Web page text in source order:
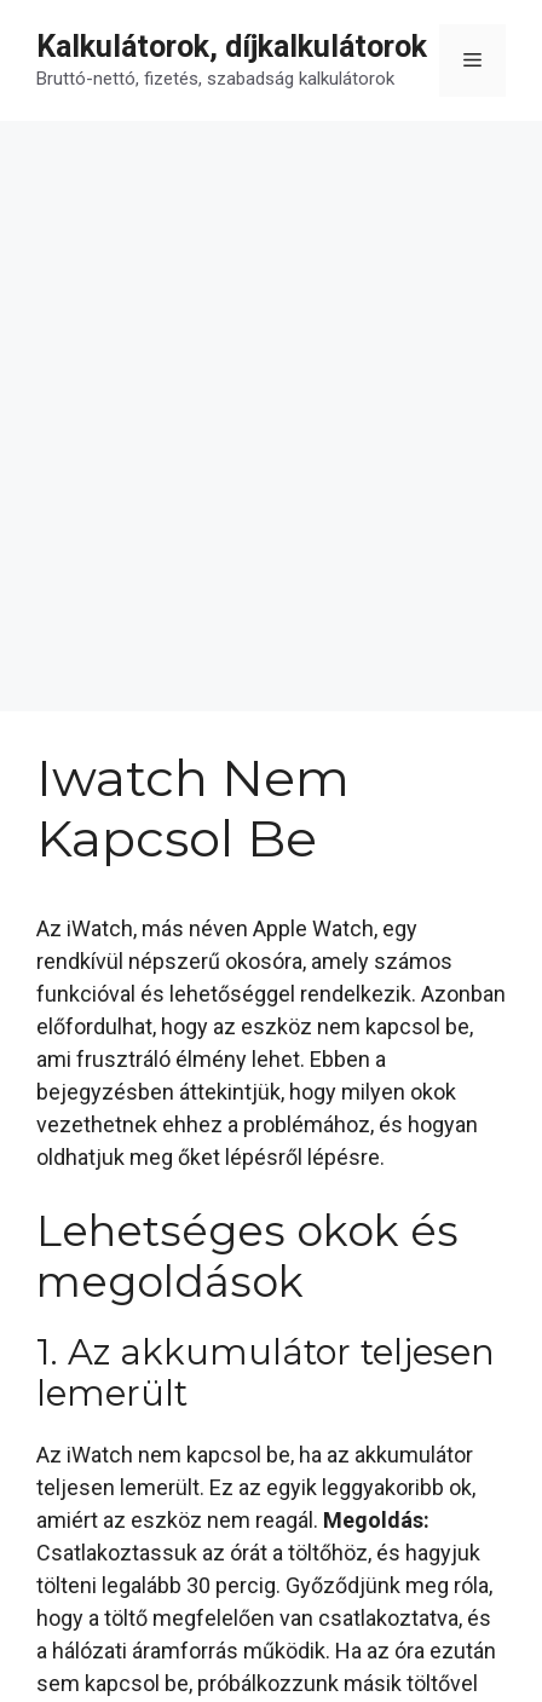
tartalomba
Kalkulátorok, díjkalkulátorok
Bruttó-nettó, fizetés, szabadság kalkulátorok
Menü
Iwatch Nem
Kapcsol Be
Az iWatch, más néven Apple Watch, egy
rendkívül népszerű okosóra, amely számos
funkcióval és lehetőséggel rendelkezik. Azonban
előfordulhat, hogy az eszköz nem kapcsol be,
ami frusztráló élmény lehet. Ebben a
bejegyzésben áttekintjük, hogy milyen okok
vezethetnek ehhez a problémához, és hogyan
oldhatjuk meg őket lépésről lépésre.
Lehetséges okok és
megoldások
1. Az akkumulátor teljesen
lemerült
Az iWatch nem kapcsol be, ha az akkumulátor
teljesen lemerült. Ez az egyik leggyakoribb ok,
amiért az eszköz nem reagál. Megoldás:
Csatlakoztassuk az órát a töltőhöz, és hagyjuk
tölteni legalább 30 percig. Győződjünk meg róla,
hogy a töltő megfelelően van csatlakoztatva, és
a hálózati áramforrás működik. Ha az óra ezután
sem kapcsol be, próbálkozzunk másik töltővel